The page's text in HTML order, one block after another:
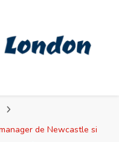
de Newcastle si